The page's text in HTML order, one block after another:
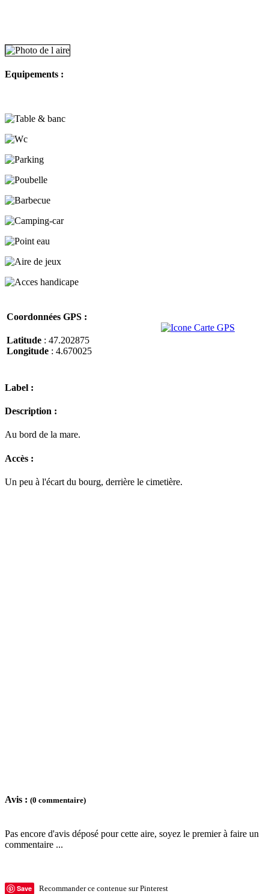
Equipements :
Coordonnées GPS :
Latitude : 47.202875
Longitude : 4.670025
Label :
Description :
Au bord de la mare.
Accès :
Un peu à l'écart du bourg, derrière le cimetière.
Avis : (0 commentaire)
Pas encore d'avis déposé pour cette aire, soyez le premier à faire un
commentaire ...
Save Recommander ce contenue sur Pinterest